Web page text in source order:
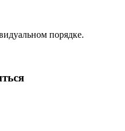
порядке.